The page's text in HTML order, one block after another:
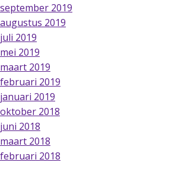
september 2019
augustus 2019
juli 2019
mei 2019
maart 2019
februari 2019
januari 2019
oktober 2018
juni 2018
maart 2018
februari 2018